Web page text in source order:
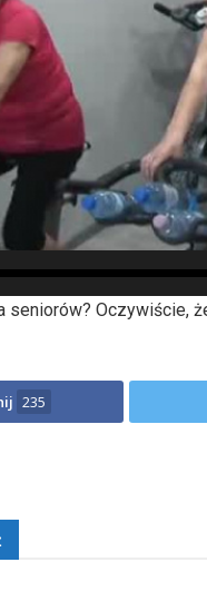
highres
hd720
large
small
tiny
seniorów? Oczywiście,
235